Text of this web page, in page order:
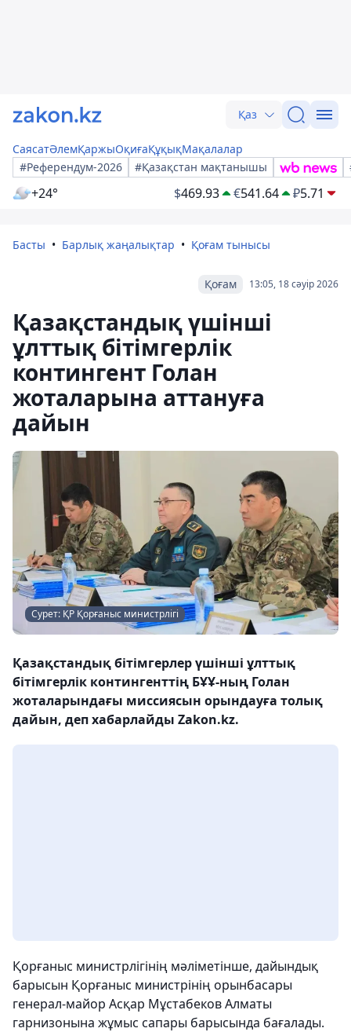
Қаз
СаясатӘлемҚаржыОқиғаҚұқықМақалалар
#Референдум-2026
#Қазақстан мақтанышы
+24° $469.93 €541.64 ₽5.71
Басты Барлық жаңалықтар Қоғам тынысы
13:05, 18 сәуір 2026
Қоғам
Қазақстандық үшінші
ұлттық бітімгерлік
контингент Голан
жоталарына аттануға
дайын
Сурет: ҚР Қорғаныс министрлігі
Қазақстандық бітімгерлер үшінші ұлттық
бітімгерлік контингенттің БҰҰ-ның Голан
жоталарындағы миссиясын орындауға толық
дайын, деп хабарлайды Zakon.kz.
Қорғаныс министрлігінің мәліметінше, дайындық
барысын Қорғаныс министрінің орынбасары
генерал-майор Асқар Мұстабеков Алматы
гарнизонына жұмыс сапары барысында бағалады.